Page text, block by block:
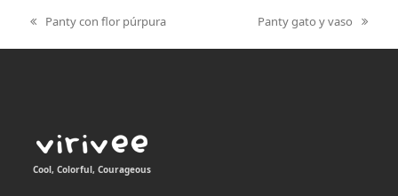
previous
post:
Panty con flor púrpura
next
post:
Panty gato y vaso
Cool, Colorful, Courageous